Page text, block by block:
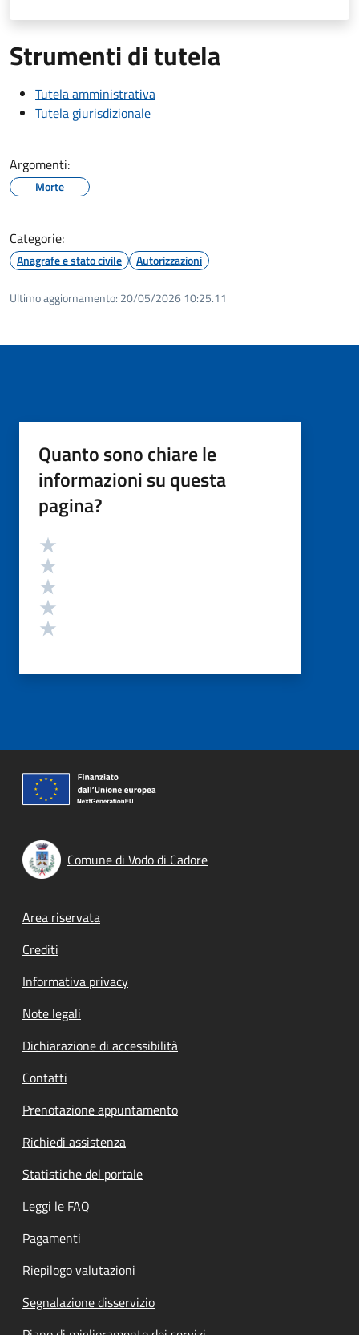
Strumenti di tutela
Tutela amministrativa
Tutela giurisdizionale
Argomenti:
Morte
Categorie:
Anagrafe e stato civile Autorizzazioni
Ultimo aggiornamento: 20/05/2026 10:25.11
Quanto sono chiare le
informazioni su questa
pagina?
Valutazione
Comune di Vodo di Cadore
Footer menu
Area riservata
Crediti
Informativa privacy
Note legali
Dichiarazione di accessibilità
Contatti
Prenotazione appuntamento
Richiedi assistenza
Statistiche del portale
Leggi le FAQ
Pagamenti
Riepilogo valutazioni
Segnalazione disservizio